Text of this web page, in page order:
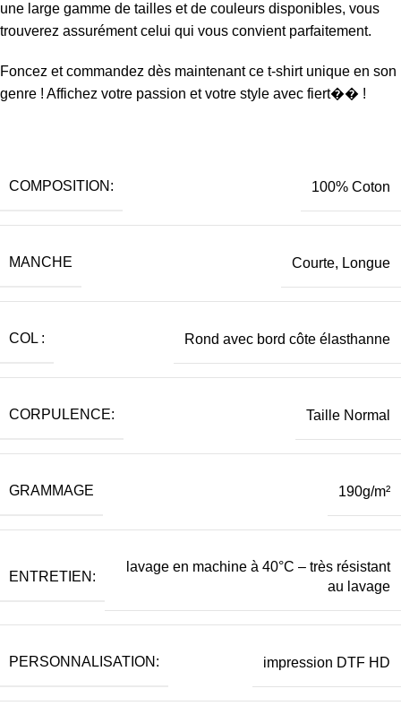
une large gamme de tailles et de couleurs disponibles, vous
trouverez assurément celui qui vous convient parfaitement.
Foncez et commandez dès maintenant ce t-shirt unique en son
genre ! Affichez votre passion et votre style avec fiert�� !
COMPOSITION: 100% Coton
MANCHE Courte, Longue
COL : Rond avec bord côte élasthanne
CORPULENCE: Taille Normal
GRAMMAGE 190g/m²
ENTRETIEN:
lavage en machine à 40°C – très résistant
au lavage
PERSONNALISATION: impression DTF HD